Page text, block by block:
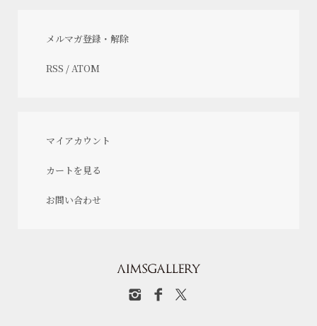
メルマガ登録・解除
RSS / ATOM
マイアカウント
カートを見る
お問い合わせ